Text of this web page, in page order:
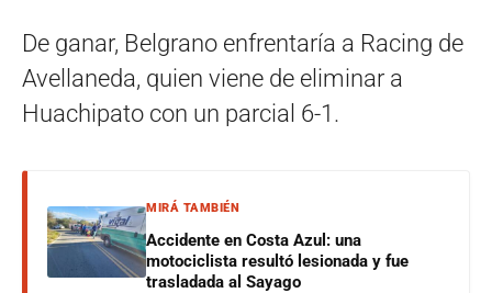
De ganar, Belgrano enfrentaría a Racing de
Avellaneda, quien viene de eliminar a
Huachipato con un parcial 6-1.
MIRÁ TAMBIÉN
Accidente en Costa Azul: una
motociclista resultó lesionada y fue
trasladada al Sayago